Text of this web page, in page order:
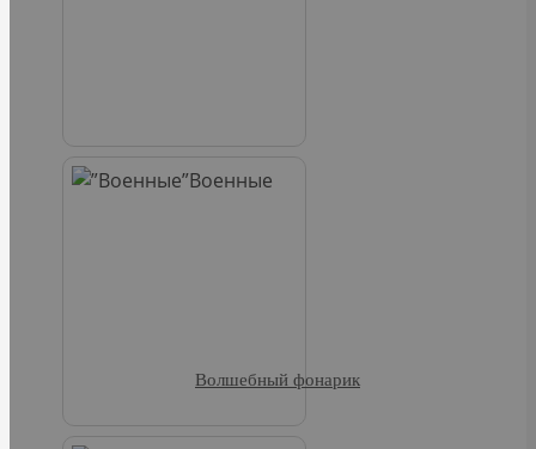
Военные
Волшебный фонарик